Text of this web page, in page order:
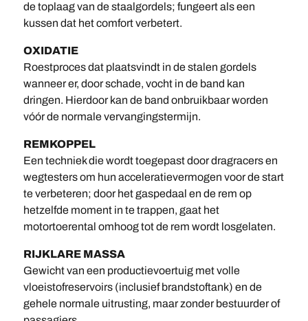
de toplaag van de staalgordels; fungeert als een
kussen dat het comfort verbetert.
OXIDATIE
Roestproces dat plaatsvindt in de stalen gordels
wanneer er, door schade, vocht in de band kan
dringen. Hierdoor kan de band onbruikbaar worden
vóór de normale vervangingstermijn.
REMKOPPEL
Een techniek die wordt toegepast door dragracers en
wegtesters om hun acceleratievermogen voor de start
te verbeteren; door het gaspedaal en de rem op
hetzelfde moment in te trappen, gaat het
motortoerental omhoog tot de rem wordt losgelaten.
RIJKLARE MASSA
Gewicht van een productievoertuig met volle
vloeistofreservoirs (inclusief brandstoftank) en de
gehele normale uitrusting, maar zonder bestuurder of